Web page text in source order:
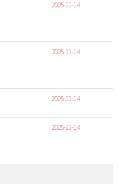
2025-11-14
2025-11-14
2025-11-14
2025-11-14